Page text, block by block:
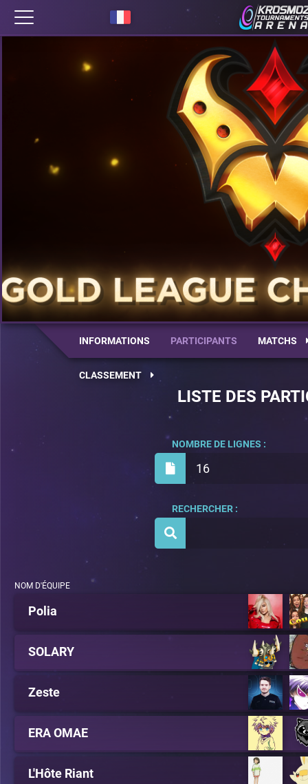
INFORMATIONS PARTICIPANTS MATCHS
CLASSEMENT
LISTE DES
16
NOMBRE DE LIGNES :
RECHERCHER :
NOM D'ÉQUIPE
Polia
SOLARY
Zeste
ERA OMAE
L'Hôte Riant